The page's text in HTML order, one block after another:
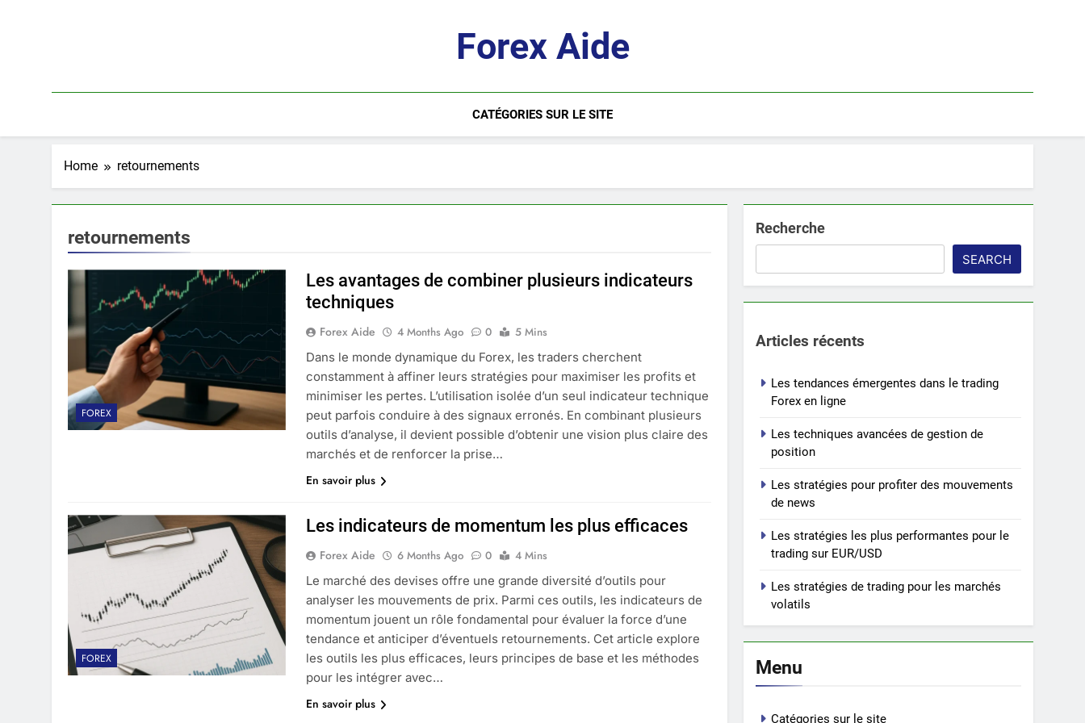
Forex Aide
CATÉGORIES SUR LE SITE
Home retournements
retournements
FOREX
Les avantages de combiner plusieurs indicateurs
techniques
Forex Aide 4 Months Ago 0
5 Mins
Dans le monde dynamique du Forex, les traders cherchent
constamment à affiner leurs stratégies pour maximiser les profits et
minimiser les pertes. L’utilisation isolée d’un seul indicateur technique
peut parfois conduire à des signaux erronés. En combinant plusieurs
outils d’analyse, il devient possible d’obtenir une vision plus claire des
marchés et de renforcer la prise…
En savoir plus
FOREX
Les indicateurs de momentum les plus efficaces
Forex Aide 6 Months Ago 0
4 Mins
Le marché des devises offre une grande diversité d’outils pour
analyser les mouvements de prix. Parmi ces outils, les indicateurs de
momentum jouent un rôle fondamental pour évaluer la force d’une
tendance et anticiper d’éventuels retournements. Cet article explore
les outils les plus efficaces, leurs principes de base et les méthodes
pour les intégrer avec…
En savoir plus
Recherche
SEARCH
Articles récents
Les tendances émergentes dans le trading
Forex en ligne
Les techniques avancées de gestion de
position
Les stratégies pour profiter des mouvements
de news
Les stratégies les plus performantes pour le
trading sur EUR/USD
Les stratégies de trading pour les marchés
volatils
Menu
Catégories sur le site